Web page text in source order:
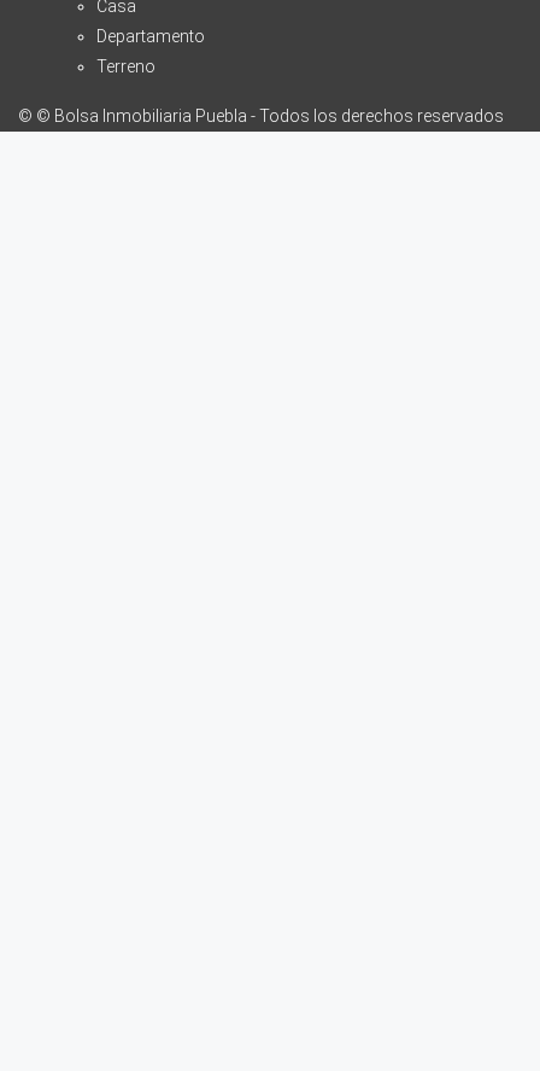
Casa
Departamento
Terreno
© © Bolsa Inmobiliaria Puebla - Todos los derechos reservados